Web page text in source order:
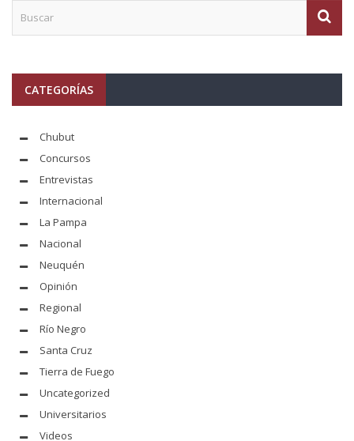
CATEGORÍAS
Chubut
Concursos
Entrevistas
Internacional
La Pampa
Nacional
Neuquén
Opinión
Regional
Río Negro
Santa Cruz
Tierra de Fuego
Uncategorized
Universitarios
Videos